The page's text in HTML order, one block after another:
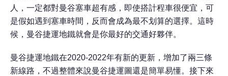
人，一定都對曼谷塞車超有感，即使搭計程車很便宜，可
是假如遇到塞車時間，反而會成為最不划算的選擇。這時
候，曼谷捷運地鐵就會是你最好的交通好夥伴。
曼谷捷運地鐵在2020-2022年有新的更新，增加了兩三條
新線路，不過整體來說曼谷捷運圖還是簡單易懂。接下來